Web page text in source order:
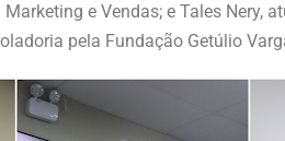
e Vendas; e Tales Nery,
pela Fundação Getúlio